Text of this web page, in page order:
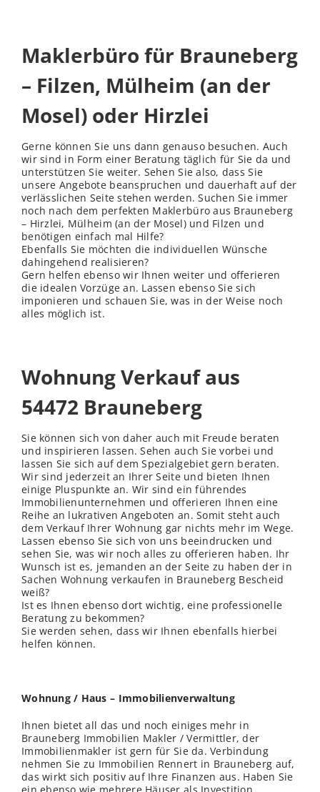
Maklerbüro für Brauneberg
– Filzen, Mülheim (an der
Mosel) oder Hirzlei
Gerne können Sie uns dann genauso besuchen. Auch
wir sind in Form einer Beratung täglich für Sie da und
unterstützen Sie weiter. Sehen Sie also, dass Sie
unsere Angebote beanspruchen und dauerhaft auf der
verlässlichen Seite stehen werden. Suchen Sie immer
noch nach dem perfekten Maklerbüro aus Brauneberg
– Hirzlei, Mülheim (an der Mosel) und Filzen und
benötigen einfach mal Hilfe?
Ebenfalls Sie möchten die individuellen Wünsche
dahingehend realisieren?
Gern helfen ebenso wir Ihnen weiter und offerieren
die idealen Vorzüge an. Lassen ebenso Sie sich
imponieren und schauen Sie, was in der Weise noch
alles möglich ist.
Wohnung Verkauf aus
54472 Brauneberg
Sie können sich von daher auch mit Freude beraten
und inspirieren lassen. Sehen auch Sie vorbei und
lassen Sie sich auf dem Spezialgebiet gern beraten.
Wir sind jederzeit an Ihrer Seite und bieten Ihnen
einige Pluspunkte an. Wir sind ein führendes
Immobilienunternehmen und offerieren Ihnen eine
Reihe an lukrativen Angeboten an. Somit steht auch
dem Verkauf Ihrer Wohnung gar nichts mehr im Wege.
Lassen ebenso Sie sich von uns beeindrucken und
sehen Sie, was wir noch alles zu offerieren haben. Ihr
Wunsch ist es, jemanden an der Seite zu haben der in
Sachen Wohnung verkaufen in Brauneberg Bescheid
weiß?
Ist es Ihnen ebenso dort wichtig, eine professionelle
Beratung zu bekommen?
Sie werden sehen, dass wir Ihnen ebenfalls hierbei
helfen können.
Wohnung / Haus – Immobilienverwaltung
Ihnen bietet all das und noch einiges mehr in
Brauneberg Immobilien Makler / Vermittler, der
Immobilienmakler ist gern für Sie da. Verbindung
nehmen Sie zu Immobilien Rennert in Brauneberg auf,
das wirkt sich positiv auf Ihre Finanzen aus. Haben Sie